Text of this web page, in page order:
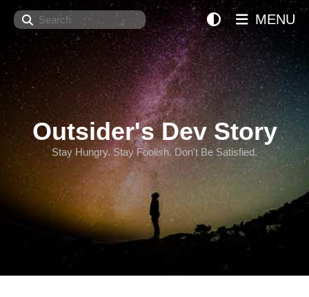
Search
Outsider's Dev Story
Stay Hungry. Stay Foolish. Don't Be Satisfied.
MENU